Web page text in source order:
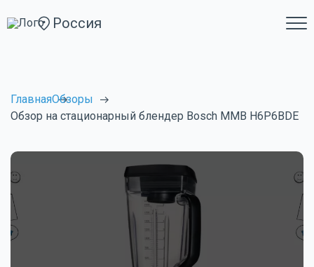
Россия
ГлавнаяОбзоры
Обзор на стационарный блендер Bosch MMB H6P6BDE